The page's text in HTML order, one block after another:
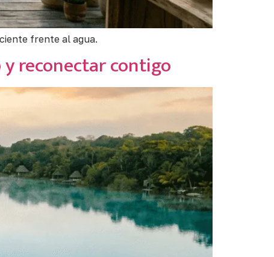
frente al agua.
reconectar contigo